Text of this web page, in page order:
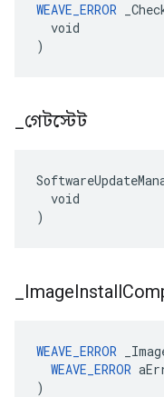
WEAVE_ERROR
  void
)
গেটস্টেট
  void
)
ImageInstall
WEAVE_ERROR
WEAVE_ERROR
)